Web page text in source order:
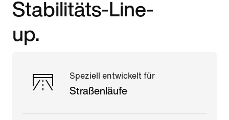
Stabilitäts-Line-
up.
Speziell entwickelt für
Straßenläufe